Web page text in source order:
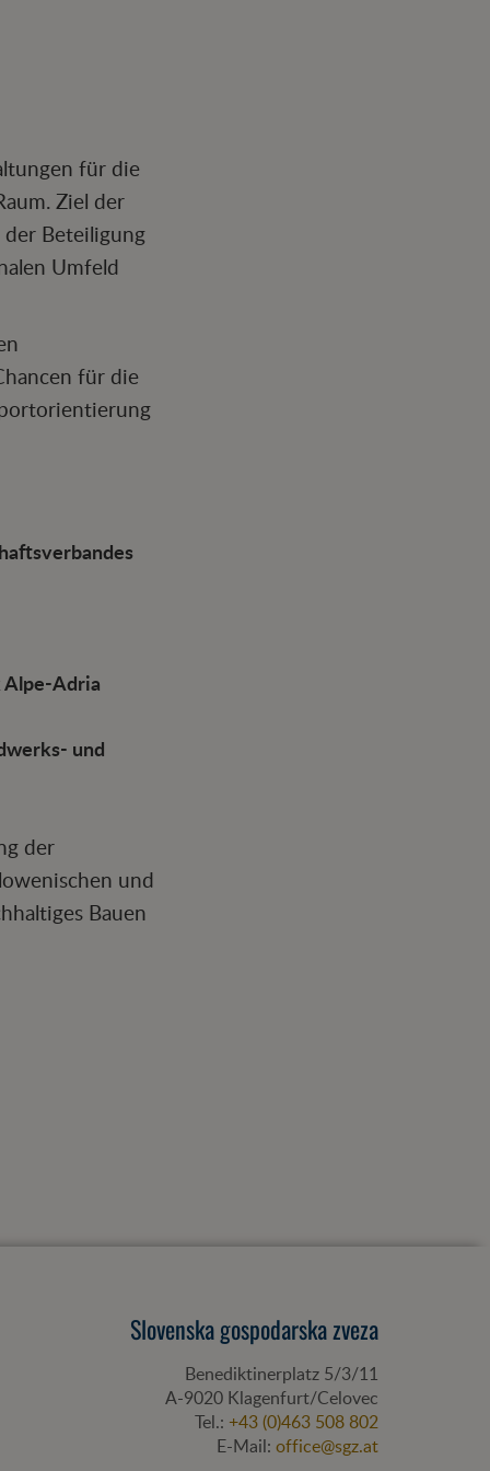
für die
Ziel der
Beteiligung
Umfeld
für die
Alpe-Adria
und
der
und
Bauen
Slovenska gospodarska zveza
Benediktinerplatz 5/3/11
A-9020 Klagenfurt/Celovec
Tel.: +43 (0)463 508 802
E-Mail: office@sgz.at